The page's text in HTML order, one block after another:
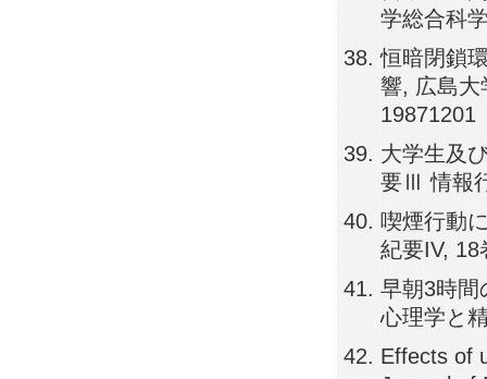
学総合科
恒暗閉鎖
響, 広島
19871201
大学生及
要Ⅲ 情報
喫煙行動
紀要IV, 18
早朝3時間
心理学と
Effects of